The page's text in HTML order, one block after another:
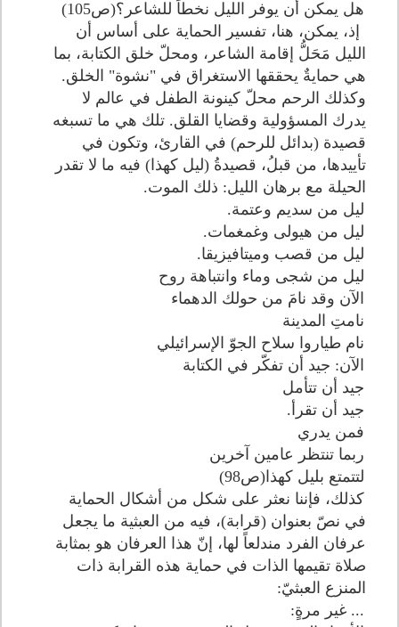
هل يمكن أن يوفر الليل نخطاً للشاعر؟(ص105)
إذ، يمكن، هنا، تفسير الحماية على أساس أن
الليل مَحَلُّ إقامة الشاعر، ومحلّ خلق الكتابة، بما
هي حمايةٌ يحققها الاستغراق في "نشوة" الخلق.
وكذلك الرحم محلّ كينونة الطفل في عالم لا
يدرك المسؤولية وقضايا القلق. تلك هي ما تسبغه
قصيدة (بدائل للرحم) في القارئ، وتكون في
تأييدها، من قبلُ، قصيدةُ (ليل كهذا) فيه ما لا تقدر
الحيلة مع برهان الليل: ذلك الموت.
ليل من سديم وعتمة.
ليل من هيولى وغمغمات.
ليل من قصب وميتافيزيقا.
ليل من شجى وماء وانتباهة روح
الآن وقد نامَ من حولك الدهماء
نامتِ المدينة
نام طياروا سلاح الجوّ الإسرائيلي
الآن: جيد أن تفكّر في الكتابة
جيد أن تتأمل
جيد أن تقرأ.
فمن يدري
ربما تنتظر عامين آخرين
لتتمتع بليل كهذا(ص98)
كذلك، فإننا نعثر على شكل من أشكال الحماية
في نصّ بعنوان (قرابة)، فيه من العبثية ما يجعل
عرفان الفرد مندلعاً لها، إنّ هذا العرفان هو بمثابة
صلاة تقيمها الذات في حماية هذه القرابة ذات
المنزع العبثيّ:
... غير مرةٍ: